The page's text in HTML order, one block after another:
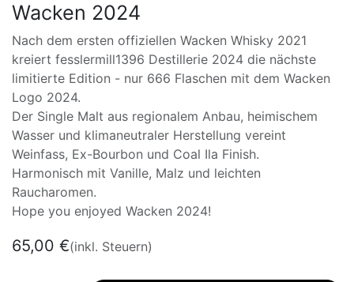
Wacken 2024
Nach dem ersten offiziellen Wacken Whisky 2021
kreiert fesslermill1396 Destillerie 2024 die nächste
limitierte Edition - nur 666 Flaschen mit dem Wacken
Logo 2024.
Der Single Malt aus regionalem Anbau, heimischem
Wasser und klimaneutraler Herstellung vereint
Weinfass, Ex-Bourbon und Coal Ila Finish.
Harmonisch mit Vanille, Malz und leichten
Raucharomen.
Hope you enjoyed Wacken 2024!
65,00 €(inkl. Steuern)